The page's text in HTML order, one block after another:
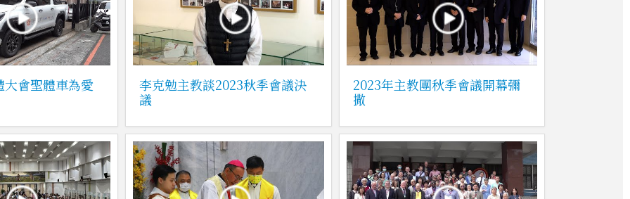
大會聖體車為愛
李克勉主教談2023秋季會議決
議
2023年主教團秋季會議開幕彌
撒